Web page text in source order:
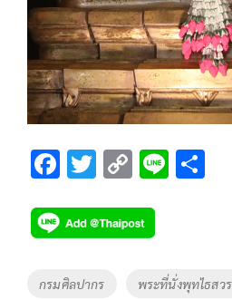
F
e
b
o
T
tt
er
C
p
y
Li
Li
Tags
กรมศิลปากร พระที่นั่งพุทไธสว